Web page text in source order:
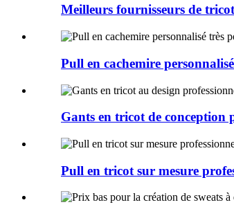
Meilleurs fournisseurs de
Pull en cachemire
Gants en tricot de conception
Pull en tricot sur mesure